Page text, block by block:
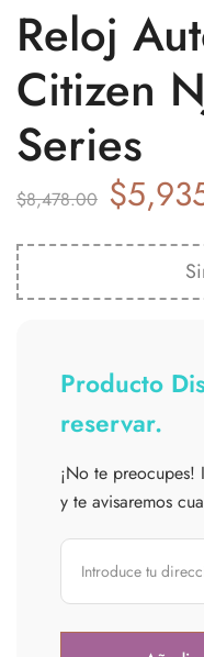
Reloj
Citizen
Series
$8,478.00 $
Producto
reservar.
¡No te
y te avisaremos